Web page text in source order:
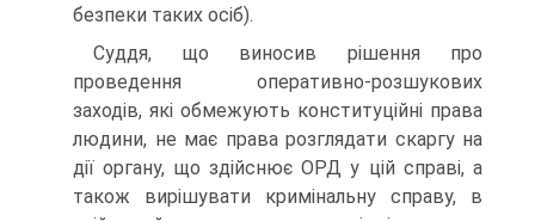
безпеки таких осіб).
Суддя, що виносив рішення про
проведення оперативно-розшукових
заходів, які обмежують конституційні права
людини, не має права розглядати скаргу на
дії органу, що здійснює ОРД у цій справі, а
також вирішувати кримінальну справу, в